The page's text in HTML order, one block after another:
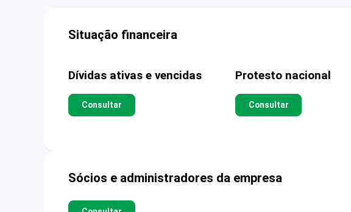
Situação financeira
Dívidas ativas e vencidas
Consultar
Protesto nacional
Consultar
Sócios e administradores da empresa